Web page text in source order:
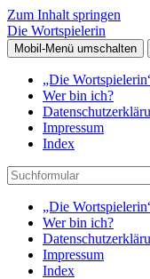
Zum Inhalt springen
Die Wortspielerin
Mobil-Menü umschalten
„Die
Wer bin ich?
Impressum
Index
„Die
Wer bin ich?
Impressum
Index